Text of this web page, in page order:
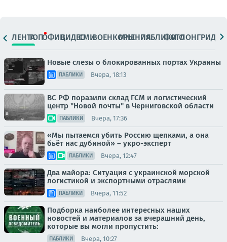
ЛЕНТАТОПОФИЦ.ВИДЕОСМИВОЕНКОРЫМНЕНИЯПАБЛИКИ
ФОТОЛОНГРИДЫ
Новые слезы о блокированных портах Украины
ПАБЛИКИ Вчера, 18:13
ВС РФ поразили склад ГСМ и логистический
центр "Новой почты" в Черниговской области
ПАБЛИКИ Вчера, 17:36
«Мы пытаемся убить Россию щепками, а она
бьёт нас дубиной» – укро-эксперт
ПАБЛИКИ Вчера, 12:47
Два майора: Ситуация с украинской морской
логистикой и экспортными отраслями
ПАБЛИКИ Вчера, 11:52
Подборка наиболее интересных наших
новостей и материалов за вчерашний день,
которые вы могли пропустить:
ПАБЛИКИ Вчера, 10:27